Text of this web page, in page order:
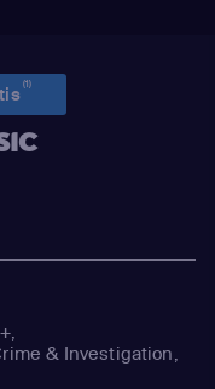
(1)
& Investigation,